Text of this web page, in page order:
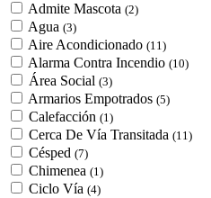
Admite Mascota (2)
Agua (3)
Aire Acondicionado (11)
Alarma Contra Incendio (10)
Área Social (3)
Armarios Empotrados (5)
Calefacción (1)
Cerca De Vía Transitada (11)
Césped (7)
Chimenea (1)
Ciclo Vía (4)